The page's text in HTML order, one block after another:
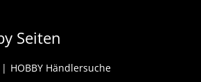
Seiten
HOBBY Händlersuche